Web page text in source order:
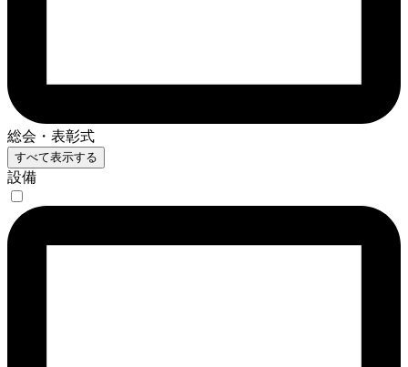
総会・表彰式
すべて表示する
設備